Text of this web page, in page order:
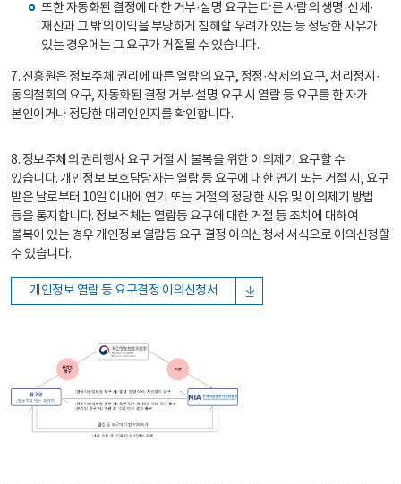
또한 자동화된 결정에 대한 거부·설명 요구는 다른 사람의 생명·신체·
재산과 그 밖의 이익을 부당하게 침해할 우려가 있는 등 정당한 사유가
있는 경우에는 그 요구가 거절될 수 있습니다.
7. 진흥원은 정보주체 권리에 따른 열람의 요구, 정정·삭제의 요구, 처리정지·
동의철회의 요구, 자동화된 결정 거부·설명 요구 시 열람 등 요구를 한 자가
본인이거나 정당한 대리인인지를 확인합니다.
8. 정보주체의 권리행사 요구 거절 시 불복을 위한 이의제기 요구할 수
있습니다. 개인정보 보호담당자는 열람 등 요구에 대한 연기 또는 거절 시, 요구
받은 날로부터 10일 이내에 연기 또는 거절의 정당한 사유 및 이의제기 방법
등을 통지합니다. 정보주체는 열람등 요구에 대한 거절 등 조치에 대하여
불복이 있는 경우 개인정보 열람등 요구 결정 이의신청서 서식으로 이의신청할
수 있습니다.
개인정보 열람 등 요구결정 이의신청서